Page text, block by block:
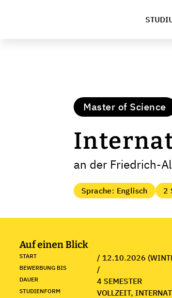
Master of Science
an der Friedrich-
Sprache: Englisch 2
Auf einen Blick
START / 12.10.2026
BEWERBUNG BIS /
DAUER 4 SEMESTER
STUDIENFORM VOLLZEIT,